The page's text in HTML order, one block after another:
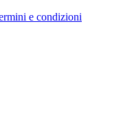
e condizioni